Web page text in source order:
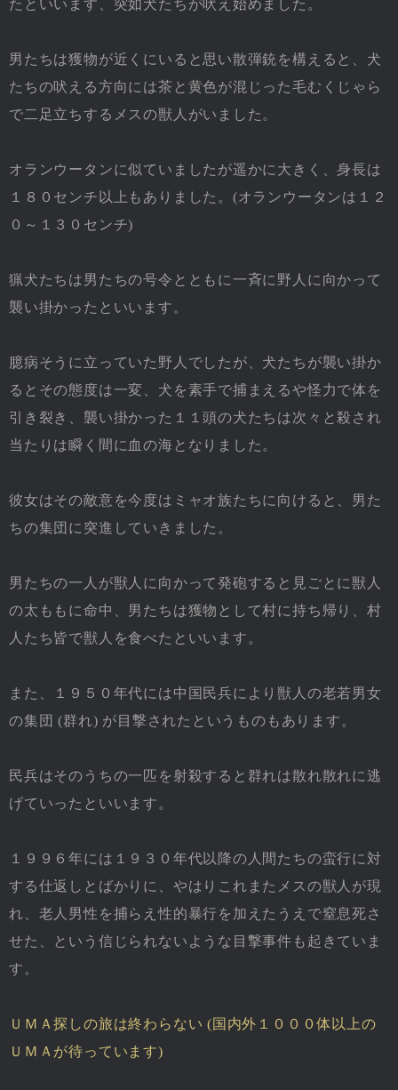
たといいます、突如犬たちが吠え始めました。
男たちは獲物が近くにいると思い散弾銃を構えると、犬
たちの吠える方向には茶と黄色が混じった毛むくじゃら
で二足立ちするメスの獣人がいました。
オランウータンに似ていましたが遥かに大きく、身長は
１８０センチ以上もありました。(オランウータンは１２
０～１３０センチ)
猟犬たちは男たちの号令とともに一斉に野人に向かって
襲い掛かったといいます。
臆病そうに立っていた野人でしたが、犬たちが襲い掛か
るとその態度は一変、犬を素手で捕まえるや怪力で体を
引き裂き、襲い掛かった１１頭の犬たちは次々と殺され
当たりは瞬く間に血の海となりました。
彼女はその敵意を今度はミャオ族たちに向けると、男た
ちの集団に突進していきました。
男たちの一人が獣人に向かって発砲すると見ごとに獣人
の太ももに命中、男たちは獲物として村に持ち帰り、村
人たち皆で獣人を食べたといいます。
また、１９５０年代には中国民兵により獣人の老若男女
の集団 (群れ) が目撃されたというものもあります。
民兵はそのうちの一匹を射殺すると群れは散れ散れに逃
げていったといいます。
１９９６年には１９３０年代以降の人間たちの蛮行に対
する仕返しとばかりに、やはりこれまたメスの獣人が現
れ、老人男性を捕らえ性的暴行を加えたうえで窒息死さ
せた、という信じられないような目撃事件も起きていま
す。
ＵＭＡ探しの旅は終わらない (国内外１０００体以上の
ＵＭＡが待っています)